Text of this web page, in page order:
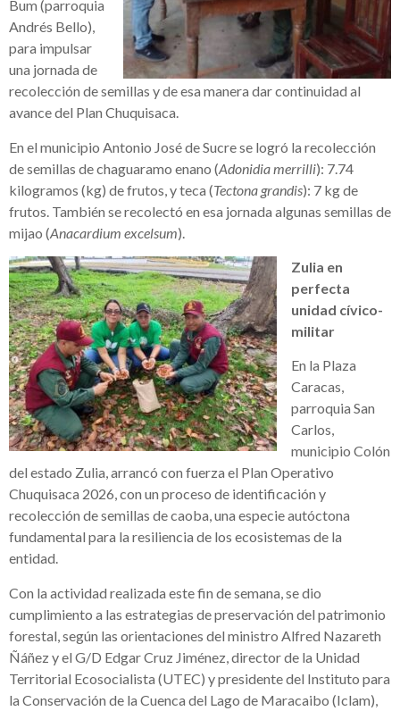
Bum (parroquia
Andrés Bello),
para impulsar
una jornada de
recolección de semillas y de esa manera dar continuidad al
avance del Plan Chuquisaca.
En el municipio Antonio José de Sucre se logró la recolección
de semillas de chaguaramo enano (Adonidia merrilli): 7.74
kilogramos (kg) de frutos, y teca (Tectona grandis): 7 kg de
frutos. También se recolectó en esa jornada algunas semillas de
mijao (Anacardium excelsum).
Zulia en
perfecta
unidad cívico-
militar
En la Plaza
Caracas,
parroquia San
Carlos,
municipio Colón
del estado Zulia, arrancó con fuerza el Plan Operativo
Chuquisaca 2026, con un proceso de identificación y
recolección de semillas de caoba, una especie autóctona
fundamental para la resiliencia de los ecosistemas de la
entidad.
Con la actividad realizada este fin de semana, se dio
cumplimiento a las estrategias de preservación del patrimonio
forestal, según las orientaciones del ministro Alfred Nazareth
Ñáñez y el G/D Edgar Cruz Jiménez, director de la Unidad
Territorial Ecosocialista (UTEC) y presidente del Instituto para
la Conservación de la Cuenca del Lago de Maracaibo (Iclam),